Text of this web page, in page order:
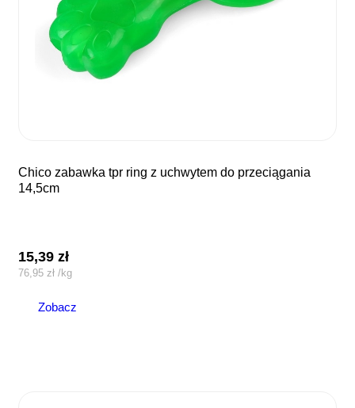
chico zabawka tpr ring z uchwytem do przeciągania
14,5cm
15,39zł
76,95zł /kg
Zobacz